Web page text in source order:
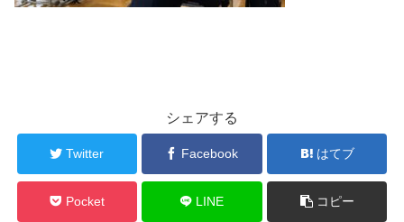
シェアする
Twitter Facebook はてブ
Pocket LINE コピー